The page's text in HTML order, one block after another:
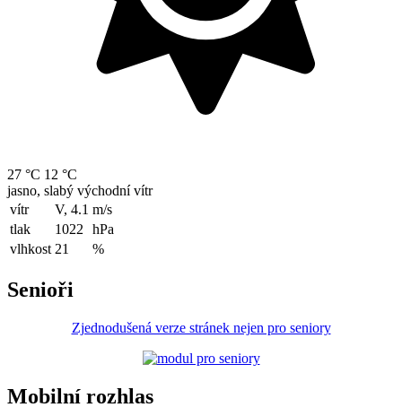
27 °C 12 °C
jasno, slabý východní vítr
vítr
V, 4.1 m/s
tlak
1022 hPa
vlhkost 21 %
Senioři
Zjednodušená verze stránek nejen pro seniory
Mobilní rozhlas